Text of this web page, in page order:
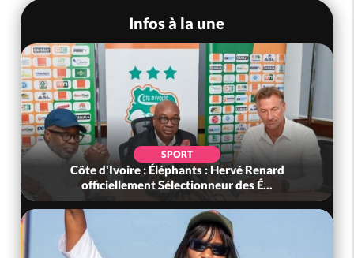
Infos à la une
É...
SOCIÉTÉ
Côte d'Ivoire : Seconde période légale
ventes soldes du 10 au 31 août 2...